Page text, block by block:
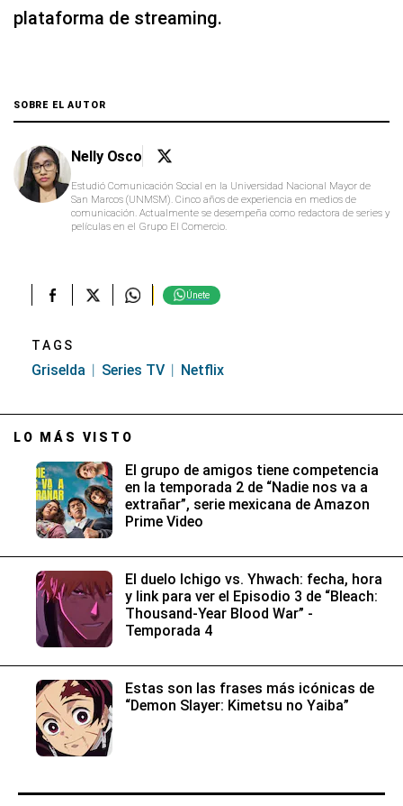
plataforma de streaming.
SOBRE EL AUTOR
Nelly Osco
Estudió Comunicación Social en la Universidad Nacional Mayor de
San Marcos (UNMSM). Cinco años de experiencia en medios de
comunicación. Actualmente se desempeña como redactora de series y
películas en el Grupo El Comercio.
Únete
TAGS
Griselda Series TV Netflix
LO MÁS VISTO
El grupo de amigos tiene competencia
en la temporada 2 de “Nadie nos va a
extrañar”, serie mexicana de Amazon
Prime Video
El duelo Ichigo vs. Yhwach: fecha, hora
y link para ver el Episodio 3 de “Bleach:
Thousand-Year Blood War” -
Temporada 4
Estas son las frases más icónicas de
“Demon Slayer: Kimetsu no Yaiba”